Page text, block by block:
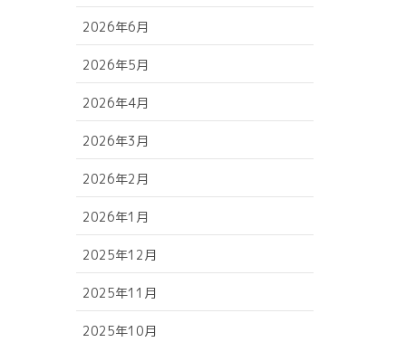
2026年6月
2026年5月
2026年4月
2026年3月
2026年2月
2026年1月
2025年12月
2025年11月
2025年10月